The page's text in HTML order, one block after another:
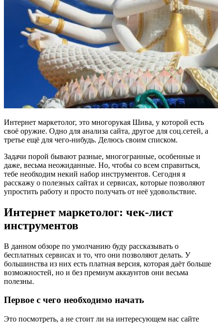
Интернет маркетолог, это многорукая Шива, у которой есть
своё оружие. Одно для анализа сайта, другое для соц.сетей, а
третье ещё для чего-нибудь. Делюсь своим списком.
Задачи порой бывают разные, многогранные, особенные и
даже, весьма неожиданные. Но, чтобы со всем справиться,
тебе необходим некий набор инструментов. Сегодня я
расскажу о полезных сайтах и сервисах, которые позволяют
упростить работу и просто получать от неё удовольствие.
Интернет маркетолог: чек-лист
инструментов
В данном обзоре по умолчанию буду рассказывать о
бесплатных сервисах и то, что они позволяют делать. У
большинства из них есть платная версия, которая даёт больше
возможностей, но и без премиум аккаунтов они весьма
полезны.
Первое с чего необходимо начать
Это посмотреть, а не стоит ли на интересующем нас сайте